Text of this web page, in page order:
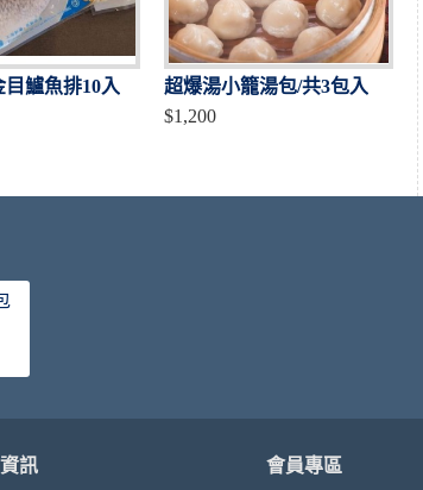
鱸魚排10入
超爆湯小籠湯包/共3包入
$1,200
爆蛋熟紅蟳 共4隻入
$1,450
訊 會員專區